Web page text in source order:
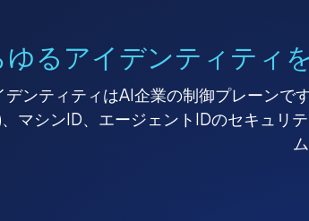
ゆるアイデンティティ
デンティティはAI企業の制御プレーンで
マシンID、エージェントIDのセキュリ